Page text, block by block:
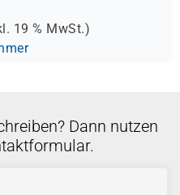
19 % MwSt.)
Dann nutzen